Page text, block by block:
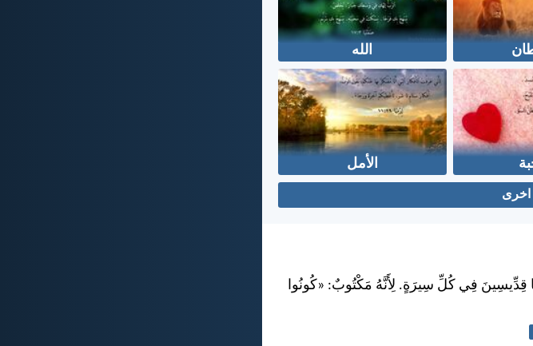
الله
الأمل
اخرى
قِدِّيسِينَ فِي كُلِّ سِيرَةٍ. لِأَنَّهُ مَكْتُوبٌ: «كُونُوا